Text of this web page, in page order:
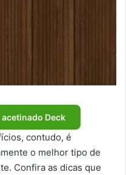
Deck
contudo, é
o melhor tipo de
Confira as dicas que